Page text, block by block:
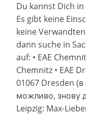
Du kannst Dich
Es gibt keine
keine
dann suche in
auf: • EAE
Chemnitz • EAE
01067 Dresden
можливо, знову
Leipzig: Max-